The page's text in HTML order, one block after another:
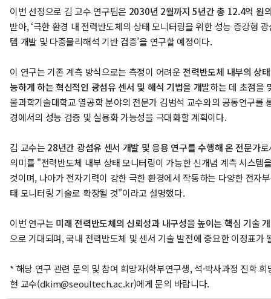
이번 선정으로 김 교수 연구팀은 2030년 2월까지 5년간 총 12.4억 원
받아, ‘극한 환경 내 전력반도체의 상태 모니터링을 위한 성능 증강형
템 개발 및 다중물리해석 기반 검증’을 연구할 예정이다.
이 연구는 기존 계측 방식으로는 측정이 어려운 전력반도체 내부의 상
능하게 하는 혁신적인 광섬유 센서 및 해석 기법을 개발하는 데 초점을
울과학기술대학교 열공학 분야의 전문가 김범석 교수와의 공동연구를
경에서의 성능 검증 및 실용화 가능성을 극대화할 계획이다.
김 교수는 28년간 광섬유 센서 개발 및 응용 연구를 수행해 온 전문가로
의미를 "전력반도체 내부 상태 모니터링이 가능한 신개념 계측 시스템
것이며, 나아가 전자기력이 강한 극한 환경에서 작동하는 다양한 전자
태 모니터링 기술로 확장될 것"이라고 설명했다.
이번 연구는 미래 전력반도체의 신뢰성과 내구성을 높이는 핵심 기술
으로 기대되며, 국내 전력반도체 및 센서 기술 발전에 중요한 이정표가
* 해당 연구 관련 문의 및 참여 희망자(학부연구생, 석·박사과정 진학 희
현 교수(dkim@seoultech.ac.kr)에게 문의 바랍니다.